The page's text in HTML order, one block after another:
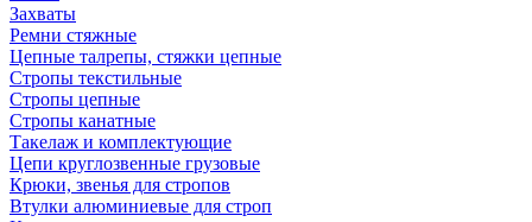
Захваты
Ремни стяжные
Цепные талрепы, стяжки цепные
Стропы текстильные
Стропы цепные
Стропы канатные
Такелаж и комплектующие
Цепи круглозвенные грузовые
Крюки, звенья для стропов
Втулки алюминиевые для строп